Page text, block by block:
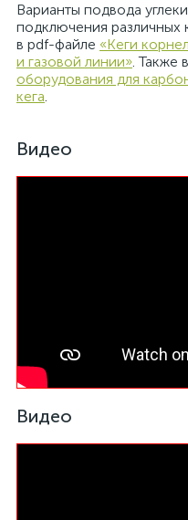
Варианты подвода
подключения
в pdf-файле «Кеги
и газовой линии». Также
оборудования для
кега.
Видео
Видео